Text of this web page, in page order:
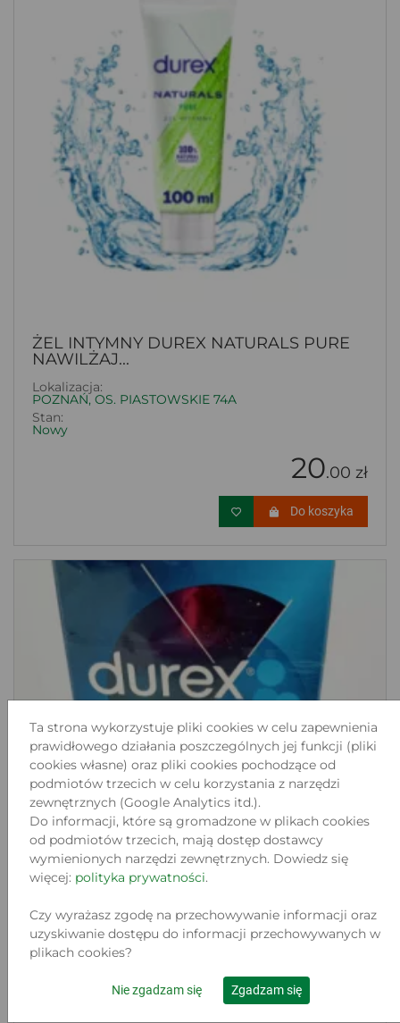
ŻEL INTYMNY DUREX NATURALS PURE
NAWILŻAJ...
Lokalizacja:
POZNAŃ, OS. PIASTOWSKIE 74A
Stan:
Nowy
20.00 zł
Do koszyka
DUREX CLASSIC 12 SZT REGULAR FIT
JĘDRZEJÓW, PARTYZANTÓW 2
Ta strona wykorzystuje pliki cookies w celu zapewnienia
prawidłowego działania poszczególnych jej funkcji (pliki
cookies własne) oraz pliki cookies pochodzące od
podmiotów trzecich w celu korzystania z narzędzi
zewnętrznych (Google Analytics itd.).
Do informacji, które są gromadzone w plikach cookies
od podmiotów trzecich, mają dostęp dostawcy
wymienionych narzędzi zewnętrznych. Dowiedz się
więcej: polityka prywatności.
Czy wyrażasz zgodę na przechowywanie informacji oraz
uzyskiwanie dostępu do informacji przechowywanych w
plikach cookies?
Nie zgadzam się Zgadzam się